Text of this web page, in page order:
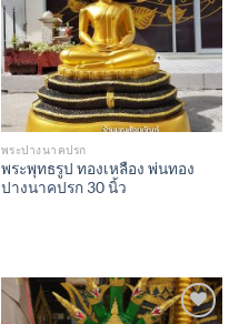
พระปางนาคปรก
พระพุทธรูป ทองเหลือง พ่นทอง
ปางนาคปรก 30 นิ้ว